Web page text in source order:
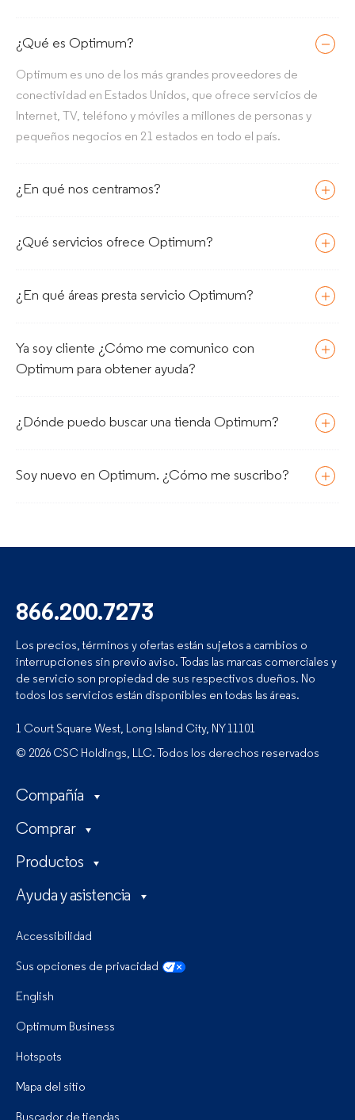
¿Qué es Optimum?
Optimum es uno de los más grandes proveedores de
conectividad en Estados Unidos, que ofrece servicios de
Internet, TV, teléfono y móviles a millones de personas y
pequeños negocios en 21 estados en todo el país.
¿En qué nos centramos?
¿Qué servicios ofrece Optimum?
¿En qué áreas presta servicio Optimum?
Ya soy cliente ¿Cómo me comunico con
Optimum​​​​​​​ para obtener ayuda?
¿Dónde puedo buscar una tienda Optimum?
Soy nuevo en Optimum. ¿Cómo me suscribo?
866.200.7273
Los precios, términos y ofertas están sujetos a cambios o
interrupciones sin previo aviso. Todas las marcas comerciales y
de servicio son propiedad de sus respectivos dueños. No
todos los servicios están disponibles en todas las áreas.
1 Court Square West, Long Island City, NY 11101
© 2026 CSC Holdings, LLC. Todos los derechos reservados
Compañía
Comprar
Productos
Ayuda y asistencia
Accessibilidad
Sus opciones de privacidad
English
Optimum Business
Hotspots
Mapa del sitio